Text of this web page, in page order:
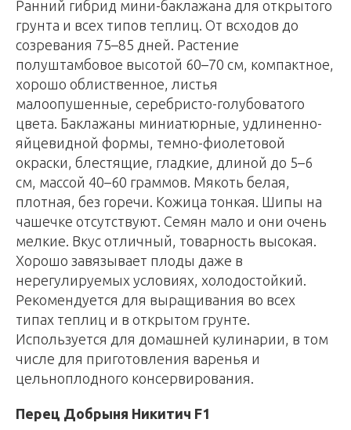
Ранний гибрид мини-баклажана для открытого
грунта и всех типов теплиц. От всходов до
созревания 75–85 дней. Растение
полуштамбовое высотой 60–70 см, компактное,
хорошо облиственное, листья
малоопушенные, серебристо-голубоватого
цвета. Баклажаны миниатюрные, удлиненно-
яйцевидной формы, темно-фиолетовой
окраски, блестящие, гладкие, длиной до 5–6
см, массой 40–60 граммов. Мякоть белая,
плотная, без горечи. Кожица тонкая. Шипы на
чашечке отсутствуют. Семян мало и они очень
мелкие. Вкус отличный, товарность высокая.
Хорошо завязывает плоды даже в
нерегулируемых условиях, холодостойкий.
Рекомендуется для выращивания во всех
типах теплиц и в открытом грунте.
Используется для домашней кулинарии, в том
числе для приготовления варенья и
цельноплодного консервирования.
Перец Добрыня Никитич F1